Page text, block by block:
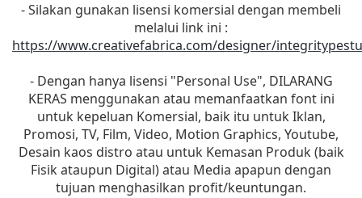
- Silakan gunakan lisensi komersial dengan membeli
melalui link ini :
https://www.creativefabrica.com/designer/
- Dengan hanya lisensi "Personal Use", DILARANG
KERAS menggunakan atau memanfaatkan font ini
untuk kepeluan Komersial, baik itu untuk Iklan,
Promosi, TV, Film, Video, Motion Graphics, Youtube,
Desain kaos distro atau untuk Kemasan Produk (baik
Fisik ataupun Digital) atau Media apapun dengan
tujuan menghasilkan profit/keuntungan.